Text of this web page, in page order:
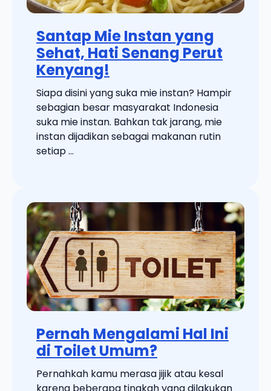
Santap Mie Instan yang
Sehat, Hati Senang Perut
Kenyang!
Siapa disini yang suka mie instan? Hampir
sebagian besar masyarakat Indonesia
suka mie instan. Bahkan tak jarang, mie
instan dijadikan sebagai makanan rutin
setiap ...
Pernah Mengalami Hal Ini
di Toilet Umum?
Pernahkah kamu merasa jijik atau kesal
karena beberapa tingkah yang dilakukan